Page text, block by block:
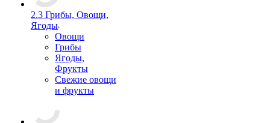
2.3 Грибы, Овощи,
Ягоды
Овощи
Грибы
Ягоды,
Фрукты
Свежие овощи
и фрукты